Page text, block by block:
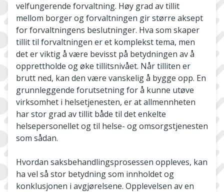
velfungerende forvaltning. Høy grad av tillit
mellom borger og forvaltningen gir større aksept
for forvaltningens beslutninger. Hva som skaper
tillit til forvaltningen er et komplekst tema, men
det er viktig å være bevisst på betydningen av å
opprettholde og øke tillitsnivået. Når tilliten er
brutt ned, kan den være vanskelig å bygge opp. En
grunnleggende forutsetning for å kunne utøve
virksomhet i helsetjenesten, er at allmennheten
har stor grad av tillit både til det enkelte
helsepersonellet og til helse- og omsorgstjenesten
som sådan.
Hvordan saksbehandlingsprosessen oppleves, kan
ha vel så stor betydning som innholdet og
konklusjonen i avgjørelsene. Opplevelsen av en